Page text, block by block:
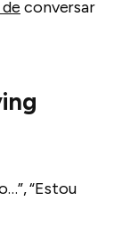
conversar
“Estou